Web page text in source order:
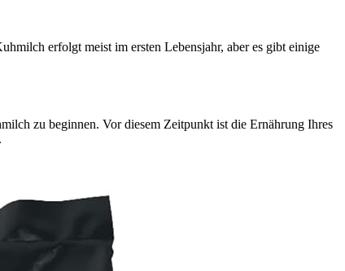
erfolgt meist im ersten Lebensjahr, aber es gibt einige
zu beginnen. Vor diesem Zeitpunkt ist die Ernährung Ihres